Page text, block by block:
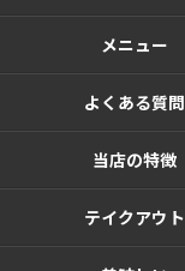
メニュー
よくある質問
当店の特徴
テイクアウト